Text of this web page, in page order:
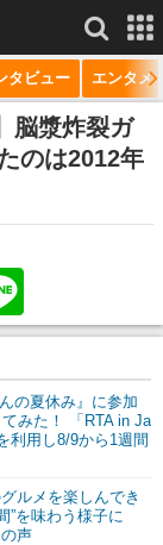
もっと見る
タビュー エンタメ
脳漿炸裂ガ
のは2012年
の夏休み』に参加
みた！ 「RTA in Ja
利用し8/9から1週間
ルメを楽しんでき
”を味わう様子に
声